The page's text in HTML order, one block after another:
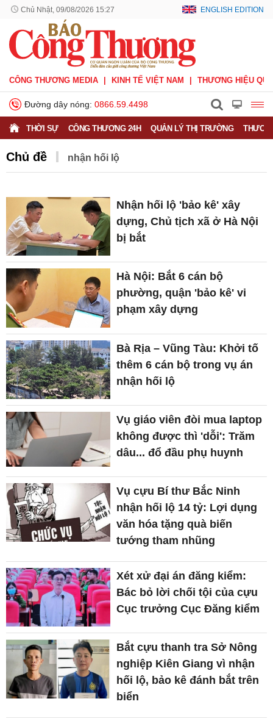
Chủ Nhật, 09/08/2026 15:27 ENGLISH EDITION
CÔNG THƯƠNG MEDIA KINH TẾ VIỆT NAM THƯƠNG HIỆU
Đường dây nóng: 0866.59.4498
THỜI SỰ CÔNG THƯƠNG 24H QUẢN LÝ THỊ TRƯỜNG
Chủ đề nhận hối lộ
Nhận hối lộ 'bảo kê' xây
dựng, Chủ tịch xã ở Hà Nội
bị bắt
Hà Nội: Bắt 6 cán bộ
phường, quận 'bảo kê' vi
phạm xây dựng
Bà Rịa – Vũng Tàu: Khởi tố
thêm 6 cán bộ trong vụ án
nhận hối lộ
Vụ giáo viên đòi mua laptop
không được thì 'dỗi': Trăm
dâu... đổ đầu phụ huynh
Vụ cựu Bí thư Bắc Ninh
nhận hối lộ 14 tỷ: Lợi dụng
văn hóa tặng quà biến
tướng tham nhũng
Xét xử đại án đăng kiểm:
Bác bỏ lời chối tội của cựu
Cục trưởng Cục Đăng kiểm
Bắt cựu thanh tra Sở Nông
nghiệp Kiên Giang vì nhận
hối lộ, bảo kê đánh bắt trên
biển